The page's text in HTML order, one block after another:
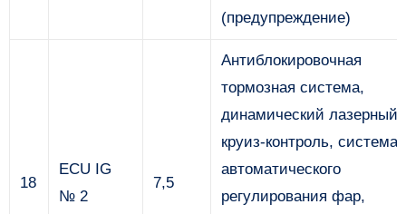
(предупреждение)
18
ECU IG
№ 2
7,5
Антиблокировочная
тормозная система,
динамический лазерный
круиз-контроль, система
автоматического
регулирования фар,